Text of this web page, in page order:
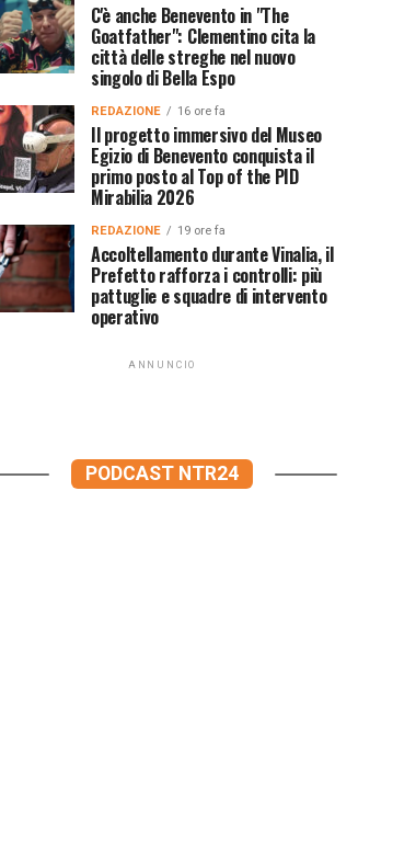
C'è anche Benevento in "The
Goatfather": Clementino cita la
città delle streghe nel nuovo
singolo di Bella Espo
REDAZIONE 16 ore fa
Il progetto immersivo del Museo
Egizio di Benevento conquista il
primo posto al Top of the PID
Mirabilia 2026
REDAZIONE 19 ore fa
Accoltellamento durante Vinalia, il
Prefetto rafforza i controlli: più
pattuglie e squadre di intervento
operativo
ANNUNCIO
PODCAST NTR24